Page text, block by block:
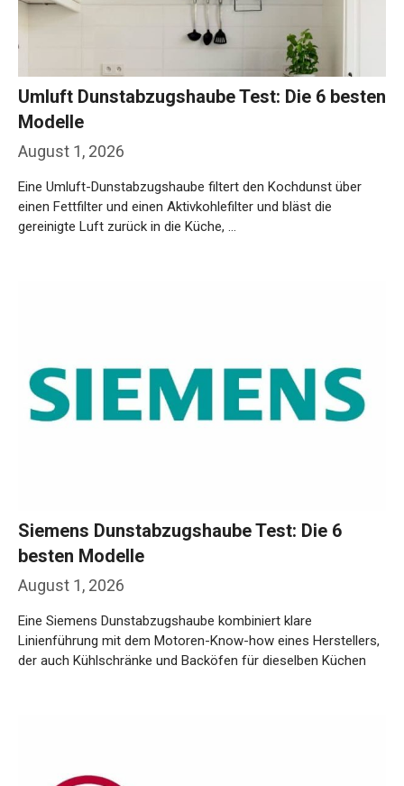
August 1, 2026
Umluft Dunstabzugshaube Test: Die 6 besten
Modelle
Eine Umluft-Dunstabzugshaube filtert den Kochdunst über
einen Fettfilter und einen Aktivkohlefilter und bläst die
gereinigte Luft zurück in die Küche, …
August 1, 2026
Siemens Dunstabzugshaube Test: Die 6
besten Modelle
Eine Siemens Dunstabzugshaube kombiniert klare
Linienführung mit dem Motoren-Know-how eines Herstellers,
der auch Kühlschränke und Backöfen für dieselben Küchen